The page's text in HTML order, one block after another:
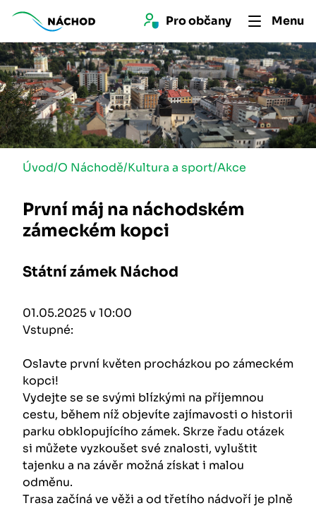
Pro občany Menu
Úvod/O Náchodě/Kultura a sport/Akce
První máj na náchodském
zámeckém kopci
Státní zámek Náchod
01.05.2025 v 10:00
Vstupné:
Oslavte první květen procházkou po zámeckém
kopci!
Vydejte se se svými blízkými na příjemnou
cestu, během níž objevíte zajímavosti o historii
parku obklopujícího zámek. Skrze řadu otázek
si můžete vyzkoušet své znalosti, vyluštit
tajenku a na závěr možná získat i malou
odměnu.
Trasa začíná ve věži a od třetího nádvoří je plně